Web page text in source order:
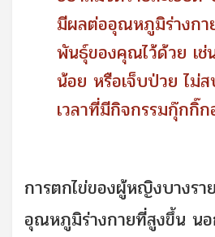
มีผลต่ออุณหภูมิร่างกา
พันธุ์ของคุณไว้ด้วย เ
น้อย หรือเจ็บป่วย ไม่
เวลาที่มีกิจกรรมกุ๊กกิ๊ก
การตกไข่ของผู้หญิงบางรา
อุณหภูมิร่างกายที่สูงขึ้น น